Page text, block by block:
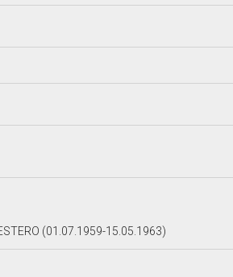
(01.07.1959-15.05.1963)